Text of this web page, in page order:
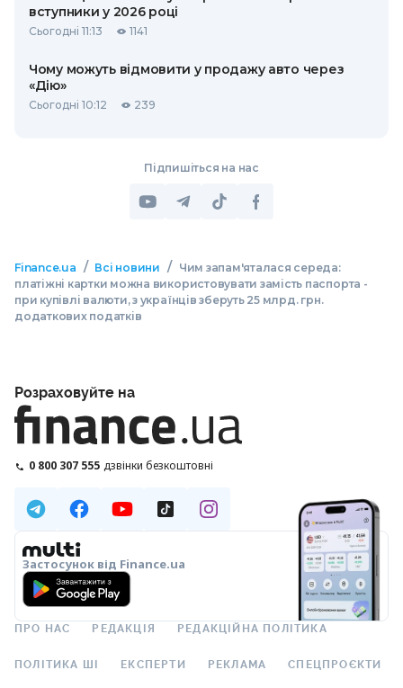
вступники у 2026 році
Сьогодні 11:13 1141
Чому можуть відмовити у продажу авто через
«Дію»
Сьогодні 10:12 239
Підпишіться на нас
Finance.ua / Всі новини /
Чим запам'яталася середа:
платіжні картки можна використовувати замість паспорта -
при купівлі валюти, з українців зберуть 25 млрд. грн.
додаткових податків
Розраховуйте на
0 800 307 555 дзвінки безкоштовні
Застосунок від Finance.ua
ПРО НАС РЕДАКЦІЯ РЕДАКЦІЙНА ПОЛІТИКА
ПОЛІТИКА ШІ ЕКСПЕРТИ РЕКЛАМА СПЕЦПРОЄКТИ